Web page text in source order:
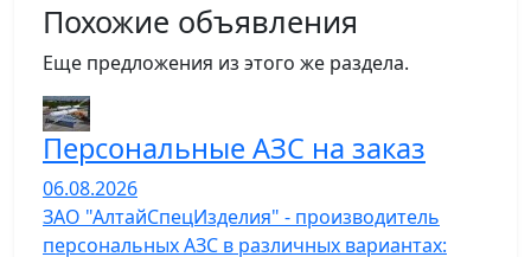
Похожие объявления
Еще предложения из этого же раздела.
Персональные АЗС на заказ
06.08.2026
ЗАО "АлтайСпецИзделия" - производитель
персональных АЗС в различных вариантах: